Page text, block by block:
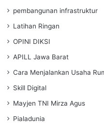
pembangunan infrastruktur
Latihan Ringan
OPINI DIKSI
APILL Jawa Barat
Cara Menjalankan Usaha
Skill Digital
Mayjen TNI Mirza Agus
Pialadunia